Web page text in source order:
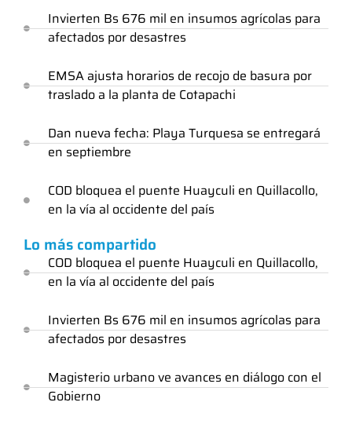
Invierten Bs 676 mil en insumos agrícolas para
afectados por desastres
EMSA ajusta horarios de recojo de basura por
traslado a la planta de Cotapachi
Dan nueva fecha: Playa Turquesa se entregará
en septiembre
COD bloquea el puente Huayculi en Quillacollo,
en la vía al occidente del país
Lo más compartido
COD bloquea el puente Huayculi en Quillacollo,
en la vía al occidente del país
Invierten Bs 676 mil en insumos agrícolas para
afectados por desastres
Magisterio urbano ve avances en diálogo con el
Gobierno